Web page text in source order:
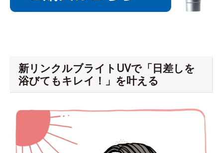
新リンクルブライトUVで「日差しを
浴びてもキレイ！」を叶える